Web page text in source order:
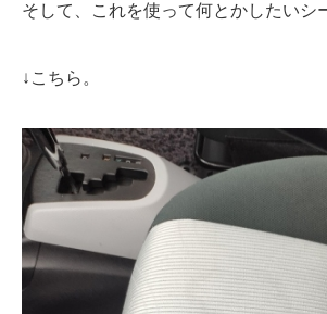
そして、これを使って何とかしたいシ
↓こちら。